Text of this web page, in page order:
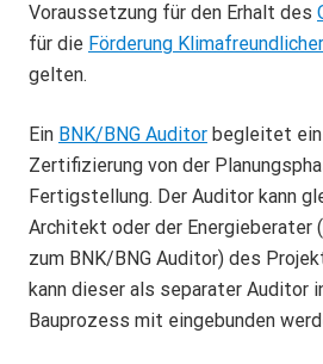
Voraussetzung für den Erhalt des
für die Förderung
gelten.
Ein BNK/BNG Auditor begleitet
Zertifizierung von der
Fertigstellung. Der Auditor kann
Architekt oder der Energieberater
zum BNK/BNG Auditor) des
kann dieser als separater Auditor
Bauprozess mit eingebunden